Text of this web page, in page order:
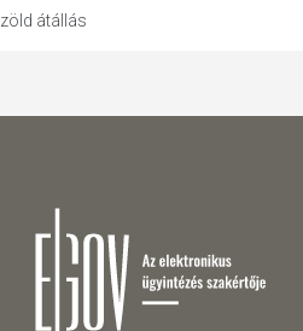
zöld átállás